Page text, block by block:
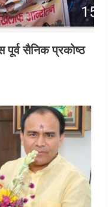
पूर्व सैनिक प्रकोष्ठ